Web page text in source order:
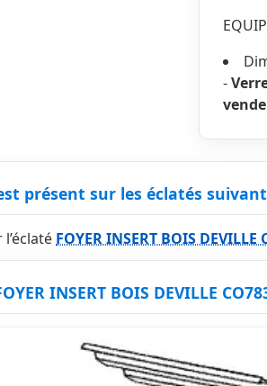
-
présent sur les éclatés
FOYER INSERT BOIS DEVILLE
INSERT BOIS DEVILLE